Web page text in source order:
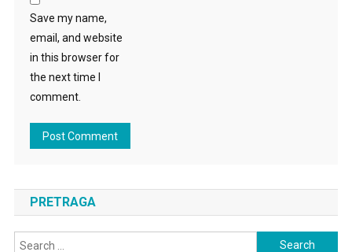
Save my name,
email, and website
in this browser for
the next time I
comment.
PRETRAGA
Search